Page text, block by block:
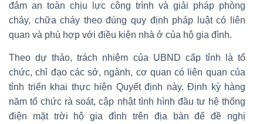
đảm an toàn chịu lực công trình và giải pháp phòng
cháy, chữa cháy theo đúng quy định pháp luật có liên
quan và phù hợp với điều kiện nhà ở của hộ gia đình.
Theo dự thảo, trách nhiệm của UBND cấp tỉnh là tổ
chức, chỉ đạo các sở, ngành, cơ quan có liên quan của
tỉnh triển khai thực hiện Quyết định này. Định kỳ hàng
năm tổ chức rà soát, cập nhật tình hình đầu tư hệ thống
điện mặt trời hộ gia đình trên địa bàn để đề nghị